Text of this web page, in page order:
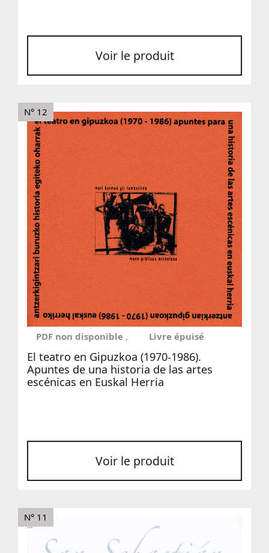
Voir le produit
N° 12
PDF non disponible Livre épuisé
El teatro en Gipuzkoa (1970-1986).
Apuntes de una historia de las artes
escénicas en Euskal Herria
Voir le produit
N° 11